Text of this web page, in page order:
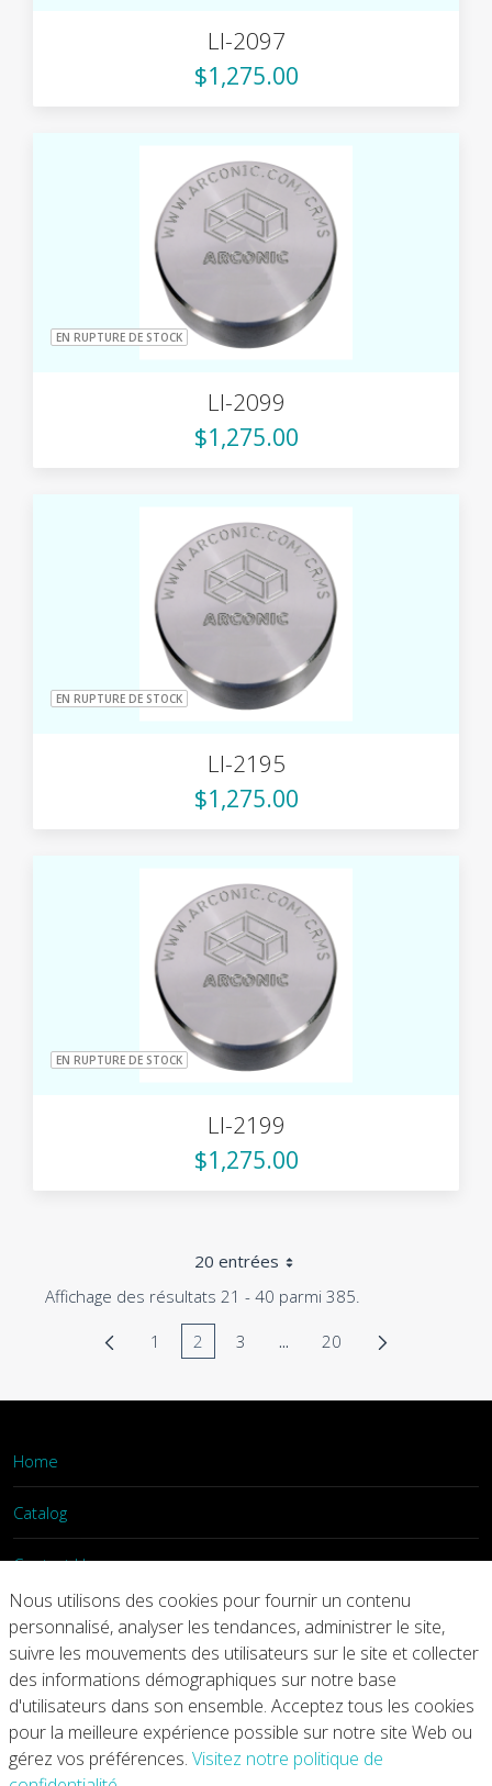
LI-2097
$1,275.00
EN RUPTURE DE STOCK
LI-2099
$1,275.00
EN RUPTURE DE STOCK
LI-2195
$1,275.00
EN RUPTURE DE STOCK
LI-2199
$1,275.00
20 entrées
Affichage des résultats 21 - 40 parmi 385.
Page
1 Page
2 Page
3 ...Pages intermédiaires
Page
20
Home
Catalog
Contact Us
Home Catalog Contact Us
Copyright © 2026 Arconic
Nous utilisons des cookies pour fournir un contenu
personnalisé, analyser les tendances, administrer le site,
suivre les mouvements des utilisateurs sur le site et collecter
des informations démographiques sur notre base
d'utilisateurs dans son ensemble. Acceptez tous les cookies
pour la meilleure expérience possible sur notre site Web ou
gérez vos préférences. Visitez notre politique de